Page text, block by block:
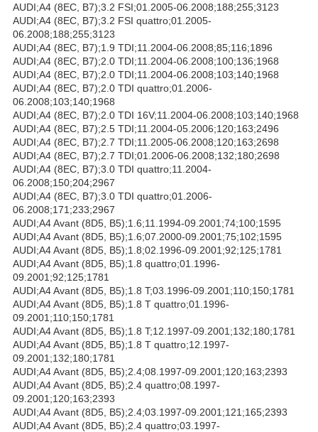
AUDI;A4 (8EC, B7);3.2 FSI;01.2005-06.2008;188;255;3123
AUDI;A4 (8EC, B7);3.2 FSI quattro;01.2005-
06.2008;188;255;3123
AUDI;A4 (8EC, B7);1.9 TDI;11.2004-06.2008;85;116;1896
AUDI;A4 (8EC, B7);2.0 TDI;11.2004-06.2008;100;136;1968
AUDI;A4 (8EC, B7);2.0 TDI;11.2004-06.2008;103;140;1968
AUDI;A4 (8EC, B7);2.0 TDI quattro;01.2006-
06.2008;103;140;1968
AUDI;A4 (8EC, B7);2.0 TDI 16V;11.2004-06.2008;103;140;1968
AUDI;A4 (8EC, B7);2.5 TDI;11.2004-05.2006;120;163;2496
AUDI;A4 (8EC, B7);2.7 TDI;11.2005-06.2008;120;163;2698
AUDI;A4 (8EC, B7);2.7 TDI;01.2006-06.2008;132;180;2698
AUDI;A4 (8EC, B7);3.0 TDI quattro;11.2004-
06.2008;150;204;2967
AUDI;A4 (8EC, B7);3.0 TDI quattro;01.2006-
06.2008;171;233;2967
AUDI;A4 Avant (8D5, B5);1.6;11.1994-09.2001;74;100;1595
AUDI;A4 Avant (8D5, B5);1.6;07.2000-09.2001;75;102;1595
AUDI;A4 Avant (8D5, B5);1.8;02.1996-09.2001;92;125;1781
AUDI;A4 Avant (8D5, B5);1.8 quattro;01.1996-
09.2001;92;125;1781
AUDI;A4 Avant (8D5, B5);1.8 T;03.1996-09.2001;110;150;1781
AUDI;A4 Avant (8D5, B5);1.8 T quattro;01.1996-
09.2001;110;150;1781
AUDI;A4 Avant (8D5, B5);1.8 T;12.1997-09.2001;132;180;1781
AUDI;A4 Avant (8D5, B5);1.8 T quattro;12.1997-
09.2001;132;180;1781
AUDI;A4 Avant (8D5, B5);2.4;08.1997-09.2001;120;163;2393
AUDI;A4 Avant (8D5, B5);2.4 quattro;08.1997-
09.2001;120;163;2393
AUDI;A4 Avant (8D5, B5);2.4;03.1997-09.2001;121;165;2393
AUDI;A4 Avant (8D5, B5);2.4 quattro;03.1997-